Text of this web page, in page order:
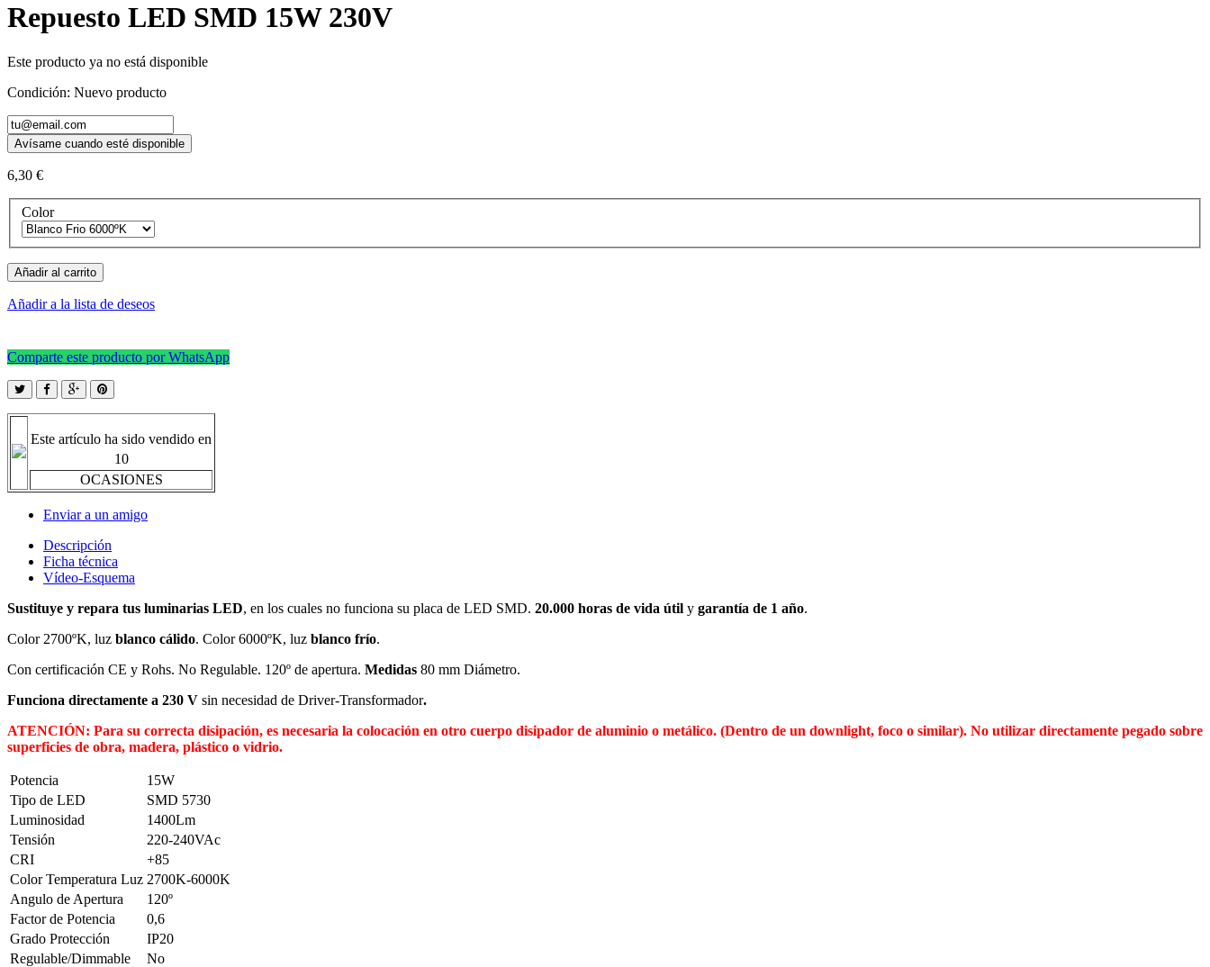
Repuesto LED SMD 15W 230V
Este producto ya no está disponible
Condición: Nuevo producto
Avísame cuando esté disponible
6,30 €
Color
Añadir al carrito
Añadir a la lista de deseos
Comparte este producto por WhatsApp
Este artículo ha sido vendido en
10
OCASIONES
Enviar a un amigo
Descripción
Ficha técnica
Vídeo-Esquema
Sustituye y repara tus luminarias LED, en los cuales no funciona su placa de LED SMD. 20.000 horas de vida útil y garantía de 1 año.
Color 2700ºK, luz blanco cálido. Color 6000ºK, luz blanco frío.
Con certificación CE y Rohs. No Regulable. 120º de apertura. Medidas 80 mm Diámetro.
Funciona directamente a 230 V sin necesidad de Driver-Transformador.
ATENCIÓN: Para su correcta disipación, es necesaria la colocación en otro cuerpo disipador de aluminio o metálico. (Dentro de un downlight, foco o similar). No utilizar directamente pegado sobre
superficies de obra, madera, plástico o vidrio.
Potencia
15W
Tipo de LED
SMD 5730
Luminosidad
1400Lm
Tensión
220-240VAc
CRI
+85
Color Temperatura Luz 2700K-6000K
Angulo de Apertura
120º
Factor de Potencia
0,6
Grado Protección
IP20
Regulable/Dimmable
No